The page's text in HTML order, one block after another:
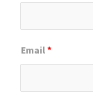
Email*